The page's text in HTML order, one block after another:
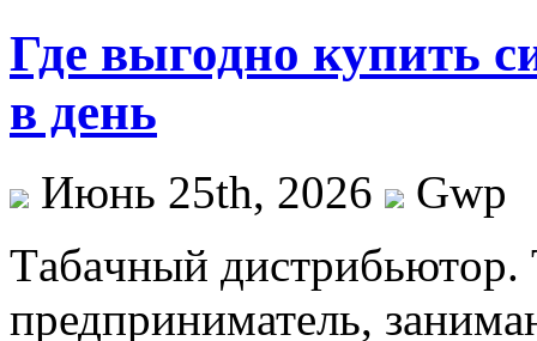
Где выгодно купить
в день
Июнь 25th, 2026
Gwp
Тaбaчный
предприниматель,